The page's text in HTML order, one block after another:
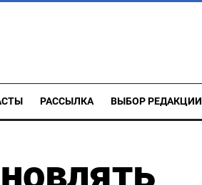
РАССЫЛКА ВЫБОР РЕДАКЦИИ